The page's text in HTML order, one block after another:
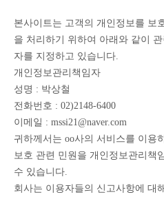
본사이트는 고객의 개인정보를 보
을 처리하기 위하여 아래와 같이
자를 지정하고 있습니다.
개인정보관리책임자
성명 : 박상철
전화번호 : 02)2148-6400
이메일 : mssi21@naver.com
귀하께서는 oo사의 서비스를 이용
보호 관련 민원을 개인정보관리책
수 있습니다.
회사는 이용자들의 신고사항에 대